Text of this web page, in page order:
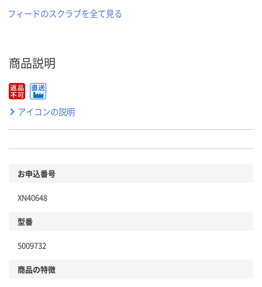
フィードのスクラブを全て見る
商品説明
アイコンの説明
お申込番号
XN40648
型番
5009732
商品の特徴